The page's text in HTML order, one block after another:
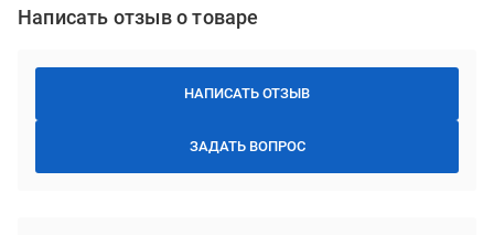
Написать отзыв о товаре
НАПИСАТЬ ОТЗЫВ
ЗАДАТЬ ВОПРОС